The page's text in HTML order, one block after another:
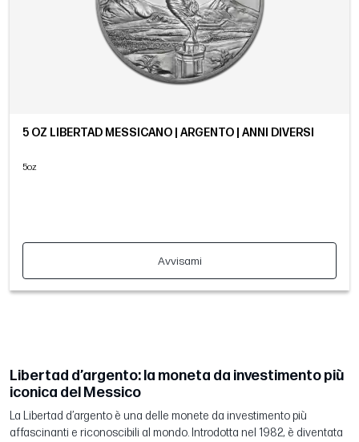
5 OZ LIBERTAD MESSICANO | ARGENTO | ANNI DIVERSI
5oz
Avvisami
Libertad d’argento: la moneta da investimento più
iconica del Messico
La Libertad d’argento è una delle monete da investimento più
affascinanti e riconoscibili al mondo. Introdotta nel 1982, è diventata